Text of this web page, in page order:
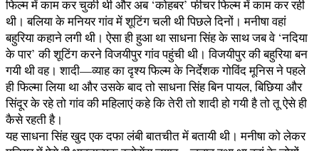
फिल्म में काम कर चुकी थी और अब ‘कोहबर’ फीचर फिल्म में काम कर रही
थी। बलिया के मनियर गांव में शूटिंग चली थी पिछले दिनों। मनीषा वहां
बहुरिया कहाने लगी थी। ऐसा ही हुआ था साधना सिंह के साथ जब वे ‘नदिया
के पार’ की शूटिंग करने विजयीपुर गांव पहुंची थी। विजयीपुर की बहुरिया बन
गयी थी वह। शादी—व्याह का ​दृश्य फिल्म के निर्देशक गोविंद मूनिस ने पहले
ही फिल्मा लिया था और उसके बाद तो साधना सिंह बिन पायल, बिछिया और
सिंदूर के रहे तो गांव की महिलाएं कहे कि तेरी तो शादी हो गयी है तो तू ऐसे ही
कैसे रहती है।
यह साधना सिंह खुद एक दफा लंबी बातचीत में बतायी थी। मनीषा को लेकर